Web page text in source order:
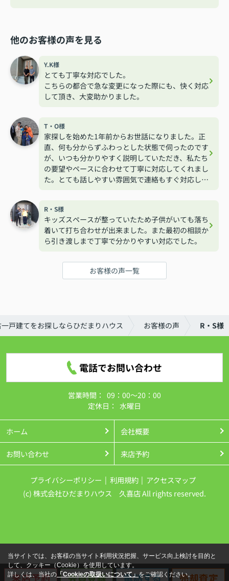
他のお客様の声を見る
Y.K様
とても丁寧な対応でした。
こちらの都合で急な変更になった際にも、快く対応
して頂き、大変助かりました。
T・O様
家探しを始めた1年前からお世話になりました。正
直、何も分からずふわっとした状態で伺ったのです
が、いつも分かりやすく説明していただき、私たち
の要望やペースに合わせて丁寧に対応してくれまし
た。とても話しやすい雰囲気で連絡もすぐ対応して
R・S様
キッズスペースが整っていたため子供がいても落ち
着いて打ち合わせが出来ました。また最初の相談か
ら引き渡しまで丁寧で分かりやすい対応でした。
お客様の声一覧
戸建てをお探しならひだまりハウス お客様の声 R・S様
電話でお問い合わせ
営業時間： 09：00～20：00
定休日： 水曜日
ホーム 会社概要
お問い合わせ 来店予約
プライバシーポリシー 利用規約
アクセスマップ
(c) 株式会社ひだまりハウス 久喜店 All rights reserved.
当サイトでは、お客様の当サイト利用状況把握、サービス向上検討を目的と
して、クッキー（Cookie）を使用しています。
詳しくは、当社の 「Cookieの取扱いについて」をご確認ください。